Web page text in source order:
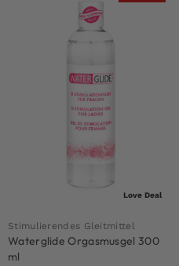
Love Deal
Stimulierendes Gleitmittel
Waterglide Orgasmusgel 300
ml